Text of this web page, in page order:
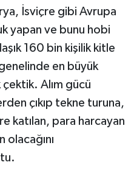
İsviçre gibi Avrupa
yapan ve bunu hobi
160 bin kişilik kitle
en büyük
çektik. Alım gücü
çıkıp tekne turuna,
katılan, para harcayan
olacağını